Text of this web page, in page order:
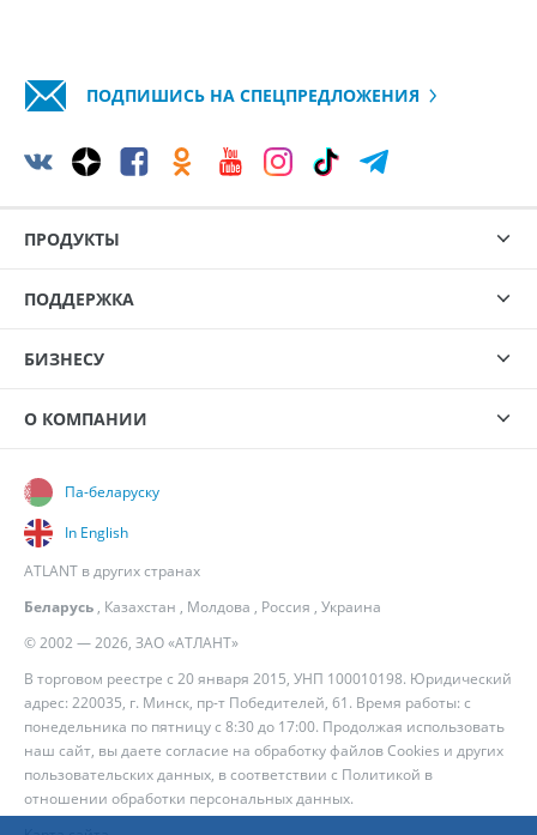
ПОДПИШИСЬ НА СПЕЦПРЕДЛОЖЕНИЯ
ПРОДУКТЫ
ПОДДЕРЖКА
БИЗНЕСУ
О КОМПАНИИ
© 2002 — 2026, ЗАО «АТЛАНТ»
В торговом реестре с 20 января 2015, УНП 100010198. Юридический
адрес: 220035, г. Минск, пр-т Победителей, 61. Время работы: с
понедельника по пятницу с 8:30 до 17:00. Продолжая использовать
наш сайт, вы даете согласие на обработку файлов Cookies и других
пользовательских данных, в соответствии с Политикой в
отношении обработки персональных данных.
Па-беларуску
In English
ATLANT в других странах
Беларусь , Казахстан , Молдова , Россия , Украина